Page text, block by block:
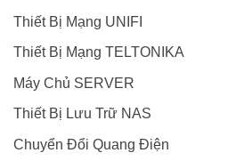
Thiết Bị Mạng UNIFI
Thiết Bị Mạng TELTONIKA
Máy Chủ SERVER
Thiết Bị Lưu Trữ NAS
Chuyển Đổi Quang Điện